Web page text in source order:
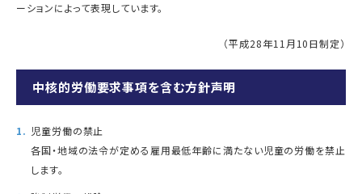
ーションによって表現しています。
（平成28年11月10日制定）
中核的労働要求事項を含む方針声明
児童労働の禁止
各国・地域の法令が定める雇用最低年齢に満たない児童の労働を禁止
します。